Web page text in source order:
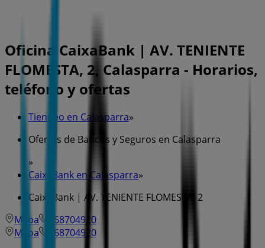
Oficina CaixaBank | AV. TENIENTE
FLOMESTA, 2, Calasparra - Horarios,
teléfono y ofertas
Tiendeo en Calasparra»
Ofertas de Bancos y Seguros en Calasparra
»
CaixaBank en Calasparra»
CaixaBank | AV. TENIENTE FLOMESTA, 2
Mapa
968704920
Mapa
968704920